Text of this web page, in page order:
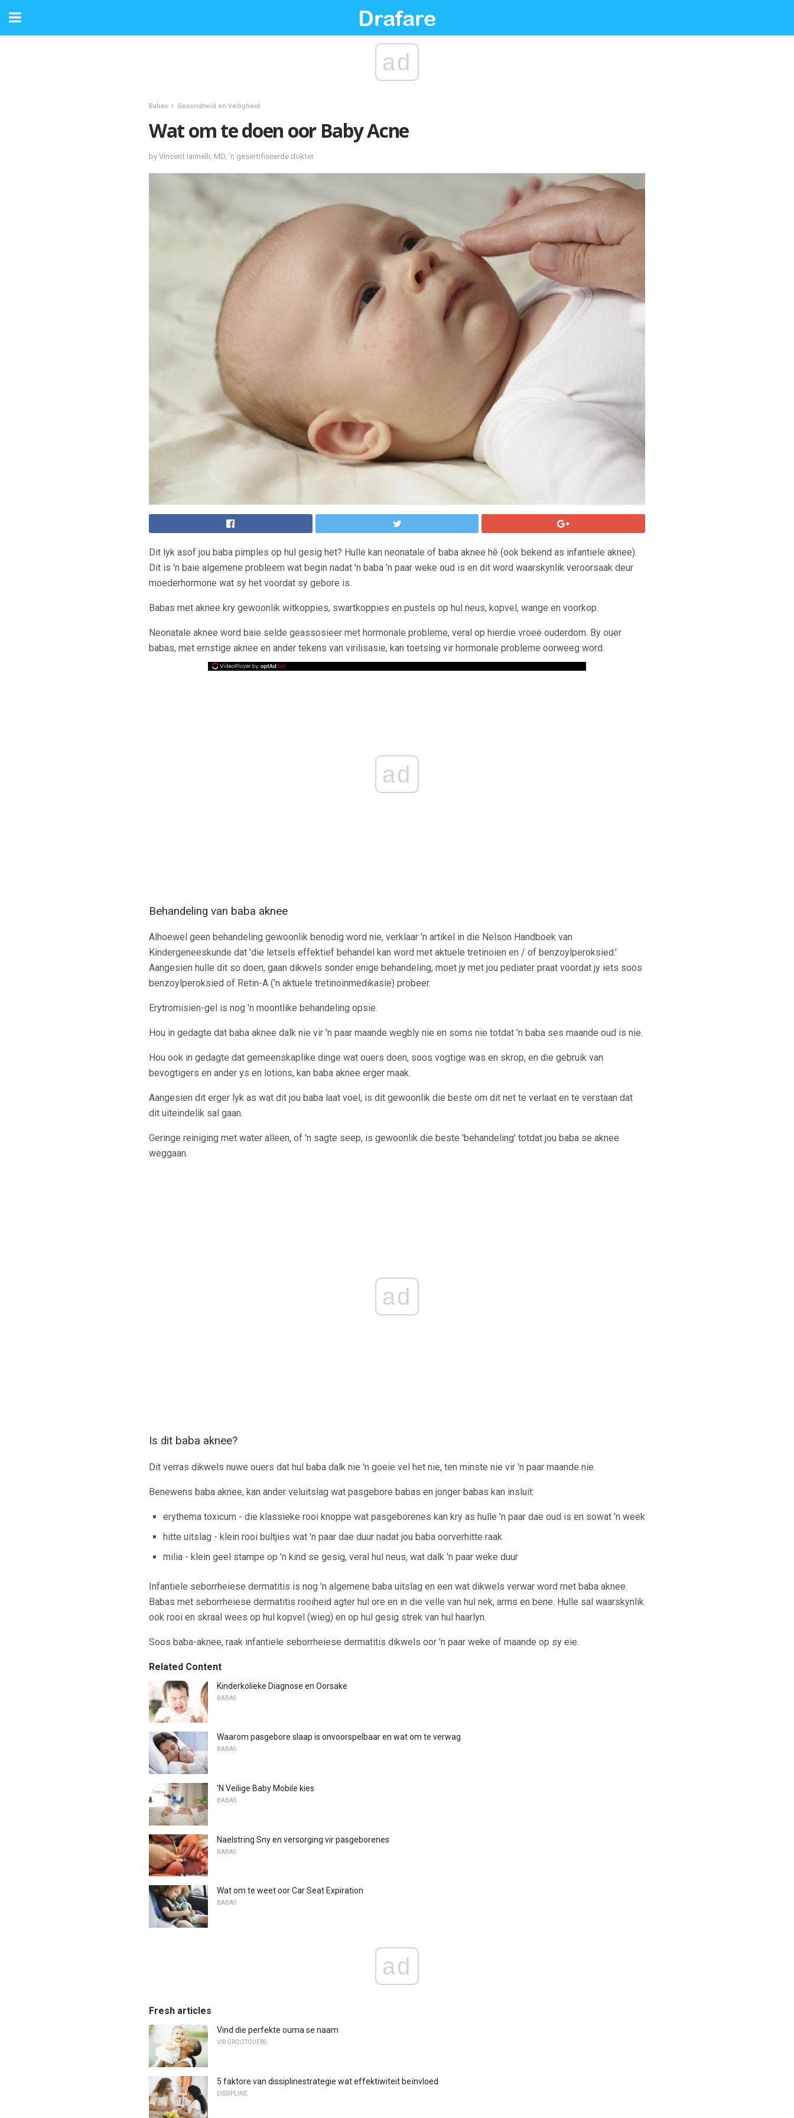
ad
Babas Gesondheid en Veiligheid
Wat om te doen oor Baby Acne
by Vincent Iannelli, MD, 'n gesertifiseerde dokter
Dit lyk asof jou baba pimples op hul gesig het? Hulle kan neonatale of baba aknee hê (ook bekend as infantiele aknee).
Dit is 'n baie algemene probleem wat begin nadat 'n baba 'n paar weke oud is en dit word waarskynlik veroorsaak deur
moederhormone wat sy het voordat sy gebore is.
Babas met aknee kry gewoonlik witkoppies, swartkoppies en pustels op hul neus, kopvel, wange en voorkop.
Neonatale aknee word baie selde geassosieer met hormonale probleme, veral op hierdie vroeë ouderdom. By ouer
babas, met ernstige aknee en ander tekens van virilisasie, kan toetsing vir hormonale probleme oorweeg word.
ad
Behandeling van baba aknee
Alhoewel geen behandeling gewoonlik benodig word nie, verklaar 'n artikel in die Nelson Handboek van
Kindergeneeskunde dat 'die letsels effektief behandel kan word met aktuele tretinoien en / of benzoylperoksied.'
Aangesien hulle dit so doen, gaan dikwels sonder enige behandeling, moet jy met jou pediater praat voordat jy iets soos
benzoylperoksied of Retin-A ('n aktuele tretinoinmedikasie) probeer.
Erytromisien-gel is nog 'n moontlike behandeling opsie.
Hou in gedagte dat baba aknee dalk nie vir 'n paar maande wegbly nie en soms nie totdat 'n baba ses maande oud is nie.
Hou ook in gedagte dat gemeenskaplike dinge wat ouers doen, soos vogtige was en skrop, en die gebruik van
bevogtigers en ander ys en lotions, kan baba aknee erger maak.
Aangesien dit erger lyk as wat dit jou baba laat voel, is dit gewoonlik die beste om dit net te verlaat en te verstaan ​​dat
dit uiteindelik sal gaan.
Geringe reiniging met water alleen, of 'n sagte seep, is gewoonlik die beste 'behandeling' totdat jou baba se aknee
weggaan.
ad
Is dit baba aknee?
Dit verras dikwels nuwe ouers dat hul baba dalk nie 'n goeie vel het nie, ten minste nie vir 'n paar maande nie.
Benewens baba aknee, kan ander veluitslag wat pasgebore babas en jonger babas kan insluit:
erythema toxicum - die klassieke rooi knoppe wat pasgeborenes kan kry as hulle 'n paar dae oud is en sowat 'n week
hitte uitslag - klein rooi bultjies wat 'n paar dae duur nadat jou baba oorverhitte raak
milia - klein geel stampe op 'n kind se gesig, veral hul neus, wat dalk 'n paar weke duur
Infantiele seborrheiese dermatitis is nog 'n algemene baba uitslag en een wat dikwels verwar word met baba aknee.
Babas met seborrheiese dermatitis rooiheid agter hul ore en in die velle van hul nek, arms en bene. Hulle sal waarskynlik
ook rooi en skraal wees op hul kopvel (wieg) en op hul gesig strek van hul haarlyn.
Soos baba-aknee, raak infantiele seborrheiese dermatitis dikwels oor 'n paar weke of maande op sy eie.
Related Content
Kinderkolieke Diagnose en Oorsake
BABAS
Waarom pasgebore slaap is onvoorspelbaar en wat om te verwag
BABAS
'N Veilige Baby Mobile kies
BABAS
Naelstring Sny en versorging vir pasgeborenes
BABAS
Wat om te weet oor Car Seat Expiration
BABAS
ad
Fresh articles
Vind die perfekte ouma se naam
VIR GROOTOUERS
5 faktore van dissiplinestrategie wat effektiwiteit beïnvloed
DISSIPLINE